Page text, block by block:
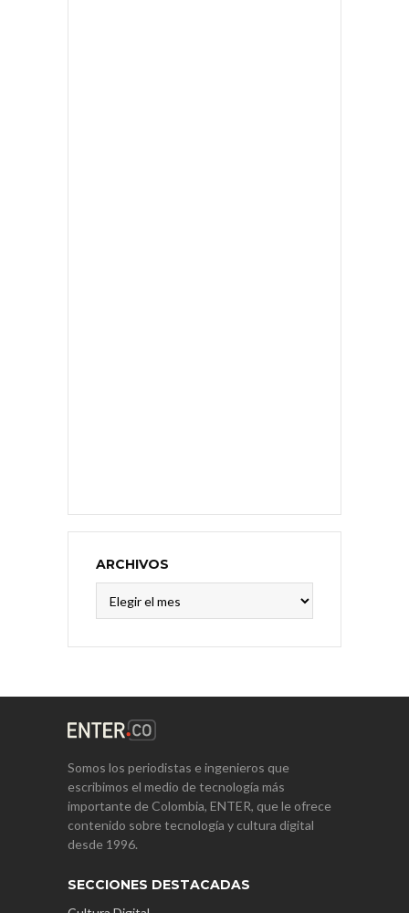
ARCHIVOS
Somos los periodistas e ingenieros que
escribimos el medio de tecnología más
importante de Colombia, ENTER, que le ofrece
contenido sobre tecnología y cultura digital
desde 1996.
SECCIONES DESTACADAS